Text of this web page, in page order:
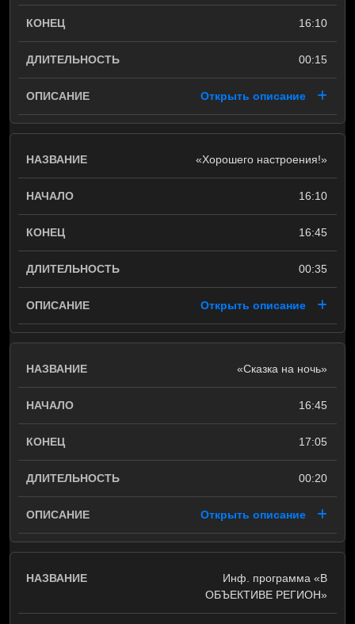
16:10
00:15
Открыть описание
«Хорошего настроения!»
16:10
16:45
00:35
Открыть описание
«Сказка на ночь»
16:45
17:05
00:20
Открыть описание
Инф. программа «В
ОБЪЕКТИВЕ РЕГИОН»